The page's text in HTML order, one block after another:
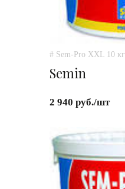
# Sem-Pro XXL 10 кг
Semin
2 940 руб./шт